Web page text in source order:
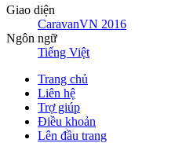
Giao diện
CaravanVN 2016
Ngôn ngữ
Tiếng Việt
Trang chủ
Liên hệ
Trợ giúp
Điều khoản
Lên đầu trang